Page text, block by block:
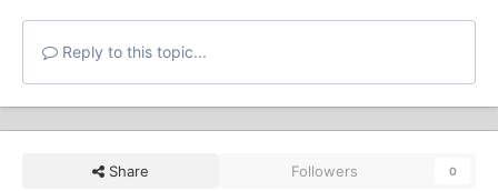
Reply to this topic...
Share Followers 0